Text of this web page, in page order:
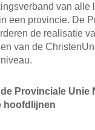
van alle
een provincie. De
de realisatie
van de
Provinciale Unie
hoofdlijnen